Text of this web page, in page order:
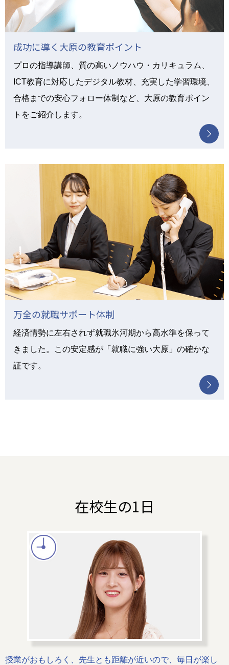
成功に導く大原の教育ポイント
プロの指導講師、質の高いノウハウ・カリキュラム、
ICT教育に対応したデジタル教材、充実した学習環境、
合格までの安心フォロー体制など、大原の教育ポイン
トをご紹介します。
万全の就職サポート体制
経済情勢に左右されず就職氷河期から高水準を保って
きました。この安定感が「就職に強い大原」の確かな
証です。
在校生の1日
授業がおもしろく、先生とも距離が近いので、毎日が楽し